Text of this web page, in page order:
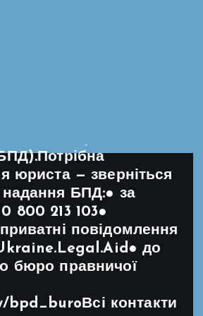
безпеки, якого
потребує для
розвитку. Як
дитина потерпає
або булінгу, та як
допомогти — у
системою
юриста — зверніться
БПД:● за
800 213 103●
повідомлення
до
бюро правничої
контакти